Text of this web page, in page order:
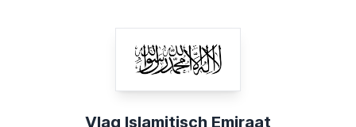
Vlag Islamitisch Emiraat